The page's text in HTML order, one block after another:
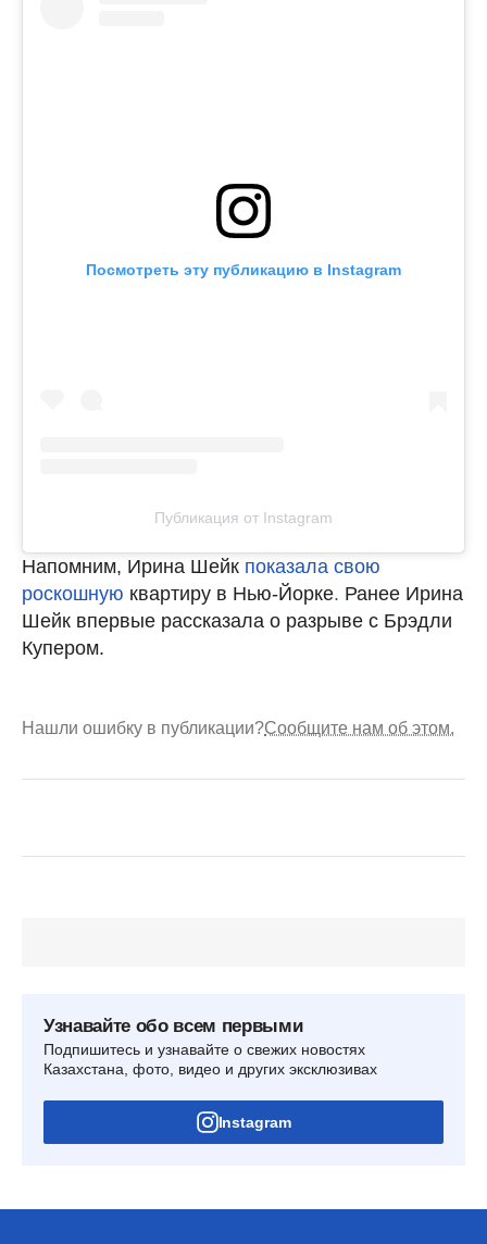
Посмотреть эту публикацию в Instagram
Публикация от Instagram
Напомним, Ирина Шейк показала свою
роскошную квартиру в Нью-Йорке. Ранее Ирина
Шейк впервые рассказала о разрыве с Брэдли
Купером.
Нашли ошибку в публикации?Сообщите нам об этом.
Узнавайте обо всем первыми
Подпишитесь и узнавайте о свежих новостях
Казахстана, фото, видео и других эксклюзивах
Instagram